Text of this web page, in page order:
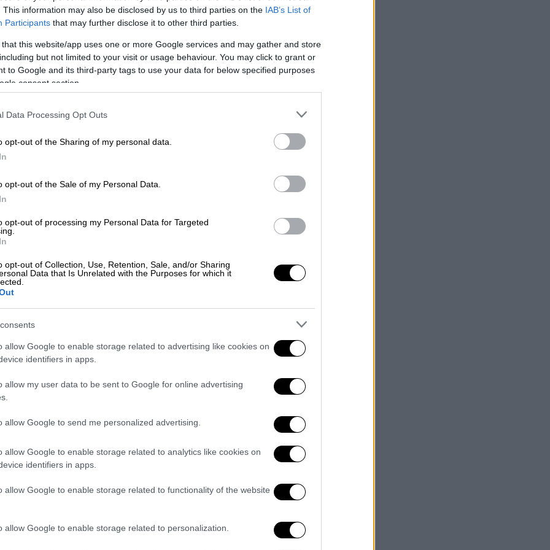
This information may also be disclosed by us to third parties on the IAB’s List of
Participants that may further disclose it to other third parties.
that this website/app uses one or more Google services and may gather and store
but not limited to your visit or usage behaviour. You may click to grant or
to Google and its third-party tags to use your data for below specified purposes
consent section.
Data Processing Opt Outs
opt-out of the Sharing of my personal data.
opt-out of the Sale of my Personal Data.
opt-out of processing my Personal Data for Targeted
opt-out of Collection, Use, Retention, Sale, and/or Sharing
Data that Is Unrelated with the Purposes for which it
allow Google to enable storage related to advertising like cookies on
identifiers in apps.
allow my user data to be sent to Google for online advertising
allow Google to send me personalized advertising.
allow Google to enable storage related to analytics like cookies on
identifiers in apps.
allow Google to enable storage related to functionality of the website
allow Google to enable storage related to personalization.
από πρώην συνεργάτη - Τον
από την κοινή τους εταιρεία
ζωή μου»
της στο podcast The Him & Her Show,
τέλη της δεκαετίας των 20 της
Αντανακλαστική Συμπαθητική
Περιοχικού Πόνου τύπου Ι.
. «Ουσιαστικά, οποιαδήποτε αρνητική
ή αν νιώσεις κάτι - το βιώνεις σαν
Είναι σαν ένας δαίμονας στο μυαλό
εσωτερικό διάλογο», ανέφερε
όσοι ζουν με το συγκεκριμένο σύνδρομο
εξαιρετικά βαθύ επίπεδο» και χρειάζεται
η RSD, προκειμένου να τα
mental health struggle as she
https://t.co/FnMYKAYeCA
January 26, 2026
στη δεκαετία του 2000, η ίδια
την επηρέασαν βαθιά. «Έχω περάσει